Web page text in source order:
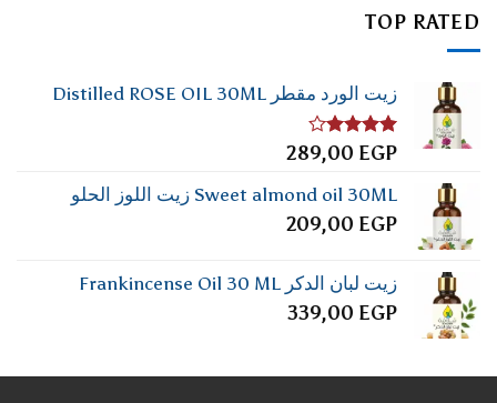
TOP RATED
زيت الورد مقطر Distilled ROSE OIL 30ML
تم
4.00من
5
289,00 EGP
Sweet almond oil 30ML زيت اللوز الحلو
209,00 EGP
زيت لبان الدكر Frankincense Oil 30 ML
339,00 EGP